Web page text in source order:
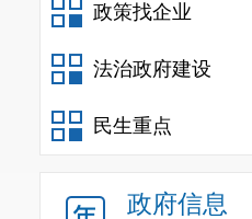
政策找企业
法治政府建设
民生重点
政府信息